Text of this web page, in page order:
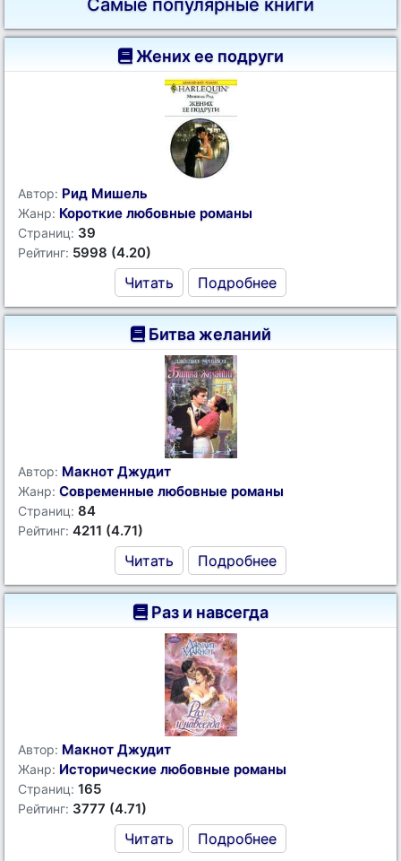
Самые популярные книги
Жених ее подруги
Автор: Рид Мишель
Жанр: Короткие любовные романы
Страниц: 39
Рейтинг: 5998 (4.20)
Читать Подробнее
Битва желаний
Автор: Макнот Джудит
Жанр: Современные любовные романы
Страниц: 84
Рейтинг: 4211 (4.71)
Читать Подробнее
Раз и навсегда
Автор: Макнот Джудит
Жанр: Исторические любовные романы
Страниц: 165
Рейтинг: 3777 (4.71)
Читать Подробнее